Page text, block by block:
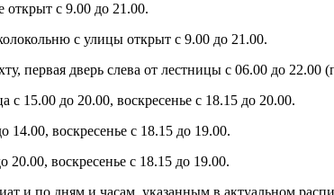
открыт с 9.00 до 21.00.
с улицы открыт с 9.00 до 21.00.
первая дверь слева от лестницы с 06.00 до 22.00
с 15.00 до 20.00, воскресенье с 18.15 до 20.00.
14.00, воскресенье с 18.15 до 19.00.
воскресенье с 18.15 до 19.00.